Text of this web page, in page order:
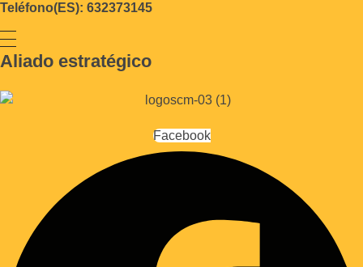
Teléfono(ES): 632373145
Aliado estratégico
Facebook